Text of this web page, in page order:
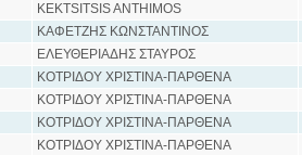
KEKTSITSIS ANTHIMOS
ΚΑΦΕΤΖΗΣ ΚΩΝΣΤΑΝΤΙΝΟΣ
ΕΛΕΥΘΕΡΙΑΔΗΣ ΣΤΑΥΡΟΣ
ΚΟΤΡΙΔΟΥ ΧΡΙΣΤΙΝΑ-ΠΑΡΘΕΝΑ
ΚΟΤΡΙΔΟΥ ΧΡΙΣΤΙΝΑ-ΠΑΡΘΕΝΑ
ΚΟΤΡΙΔΟΥ ΧΡΙΣΤΙΝΑ-ΠΑΡΘΕΝΑ
ΚΟΤΡΙΔΟΥ ΧΡΙΣΤΙΝΑ-ΠΑΡΘΕΝΑ